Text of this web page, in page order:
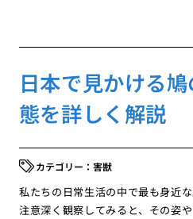
日本で見かける
態を詳しく解説
害獣
私たちの日常生活の中で最も身近
注意深く観察してみると、その姿